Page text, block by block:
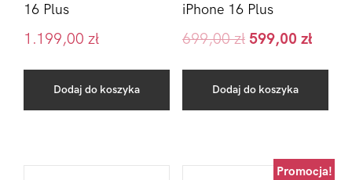
16 Plus
1.199,00 zł
Dodaj do koszyka
iPhone 16 Plus
699,00zł 599,00 zł
Dodaj do koszyka
Promocja!